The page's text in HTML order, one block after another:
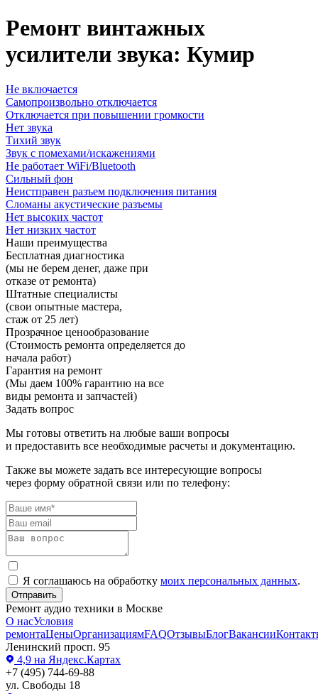
Ремонт винтажных
усилители звука: Кумир
Не включается
Самопроизвольно отключается
Отключается при повышении громкости
Нет звука
Тихий звук
Звук с помехами/искажениями
Не работает WiFi/Bluetooth
Сильный фон
Неистправен разъем подключения питания
Сломаны акустические разъемы
Нет высоких частот
Нет низких частот
Наши преимущества
Бесплатная диагностика
(мы не берем денег, даже при
отказе от ремонта)
Штатные специалисты
(свои опытные мастера,
стаж от 25 лет)
Прозрачное ценообразование
(Стоимость ремонта определяется до
начала работ)
Гарантия на ремонт
(Мы даем 100% гарантию на все
виды ремонта и запчастей)
Задать вопрос
Мы готовы ответить на любые ваши вопросы
и предоставить все необходимые расчеты и документацию.
Также вы можете задать все интересующие вопросы
через форму обратной связи или по телефону:
Я соглашаюсь на обработку моих персональных данных.
Отправить
Ремонт аудио техники в Москве
О насУсловия
ремонтаЦеныОрганизациямFAQОтзывыБлогВакансии
Ленинский просп. 95
4,9 на Яндекс.Картах
+7 (495) 744-69-88
ул. Свободы 18